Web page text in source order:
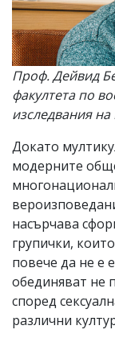
Проф. Дейвид
факултета по
изследвания
Докато
модерните
насърчава
групички,
повече да не е
обединяват не
според
различни